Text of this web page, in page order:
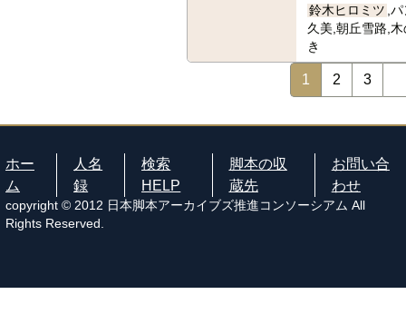
鈴木ヒロミツ ,
久美,朝丘雪路,
き
1 2 3
ホー
ム
人名
録
検索
HELP
脚本の収
蔵先
お問い合
わせ
copyright © 2012 日本脚本アーカイブズ推進コンソーシアム All
Rights Reserved.